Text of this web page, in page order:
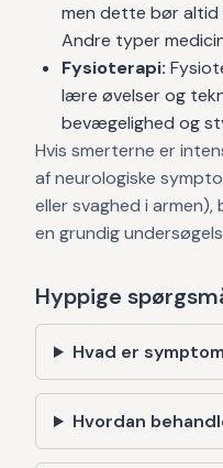
men dette bør
Andre typer
Fysioterapi:
lære øvelser og
bevægelighed og
Hvis smerterne er
af neurologiske
eller svaghed i
en grundig
Hyppige
Hvad er
Hvordan